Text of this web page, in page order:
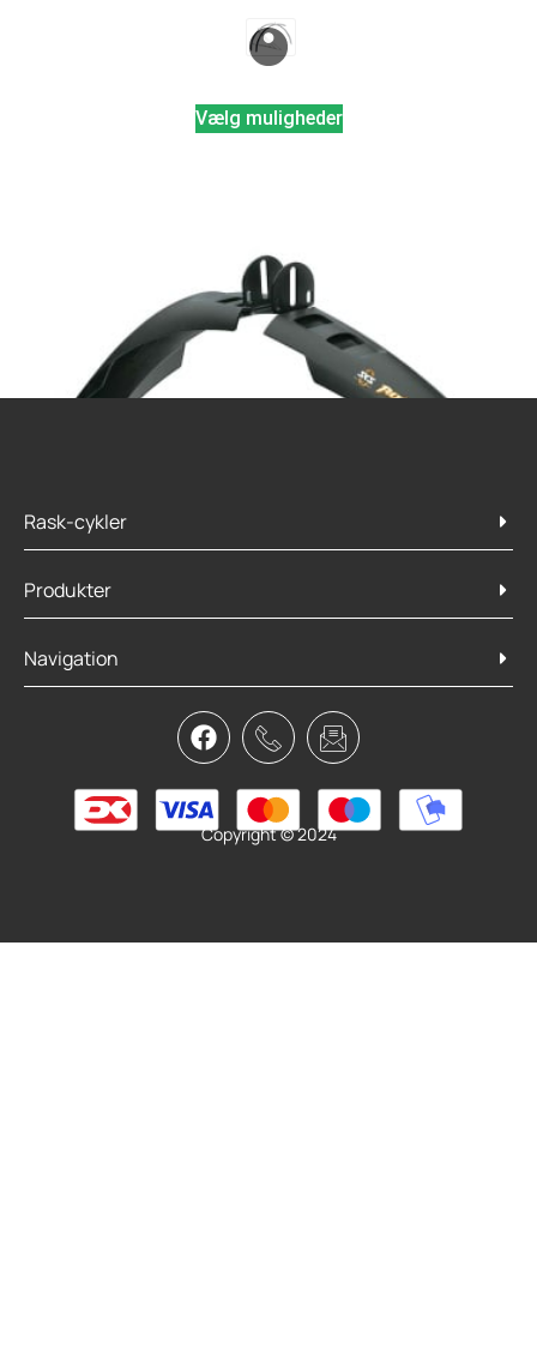
Vælg muligheder
SKS Rowdy skærmsæt
249,95kr.
Læs mere
Rask-cykler
Produkter
Navigation
Copyright © 2024